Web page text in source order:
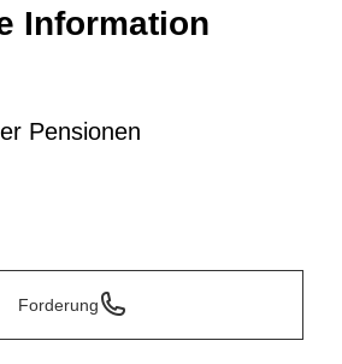
Information
Pensionen
Forderung